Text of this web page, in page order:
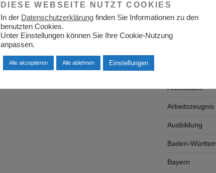
Allgemein
Arbeitswelt
Arbeitszeugnis
Ausbildung
Baden-
Bayern
DIESE WEBSEITE NUTZT COOKIES
In der Datenschutzerklärung finden Sie Informationen zu den
benutzten Cookies.
Unter Einstellungen können Sie Ihre Cookie-Nutzung
anpassen.
Alle akzeptieren Alle ablehnen Einstellungen